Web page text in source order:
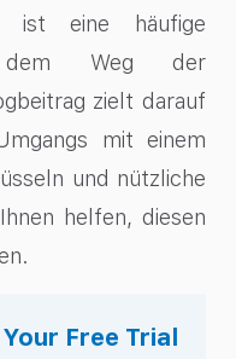
ist eine häufige
dem Weg der
zielt darauf
mit einem
und nützliche
helfen, diesen
Free Trial